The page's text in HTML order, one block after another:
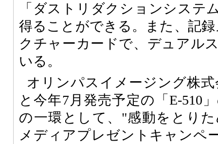
「ダストリダクションシステ
得ることができる。また、記
クチャーカードで、デュアル
いる。
オリンパスイメージング株式
と今年7月発売予定の「E-510
の一環として、"感動をとり
メディアプレゼントキャンペ